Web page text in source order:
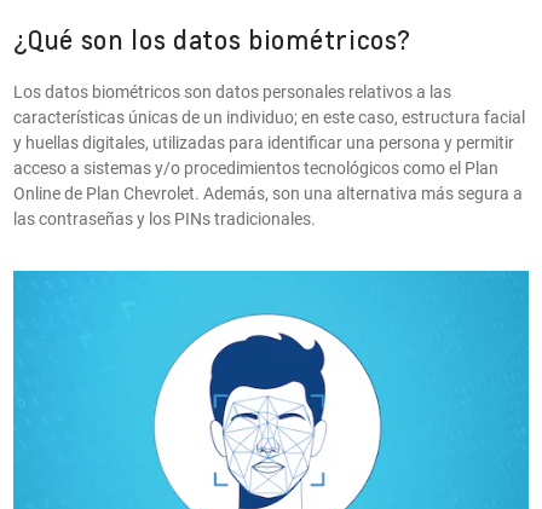
¿Qué son los datos biométricos?
Los datos biométricos son datos personales relativos a las
características únicas de un individuo; en este caso, estructura facial
y huellas digitales, utilizadas para identificar una persona y permitir
acceso a sistemas y/o procedimientos tecnológicos como el Plan
Online de Plan Chevrolet. Además, son una alternativa más segura a
las contraseñas y los PINs tradicionales.